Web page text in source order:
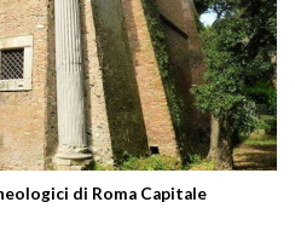
di Roma Capitale